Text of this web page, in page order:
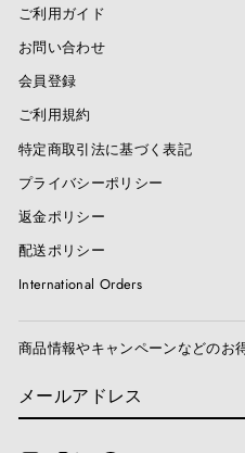
ご利用ガイド
お問い合わせ
会員登録
ご利用規約
特定商取引法に基づく表記
プライバシーポリシー
返金ポリシー
配送ポリシー
International Orders
商品情報やキャンペーンなどのお
ー
ル
信